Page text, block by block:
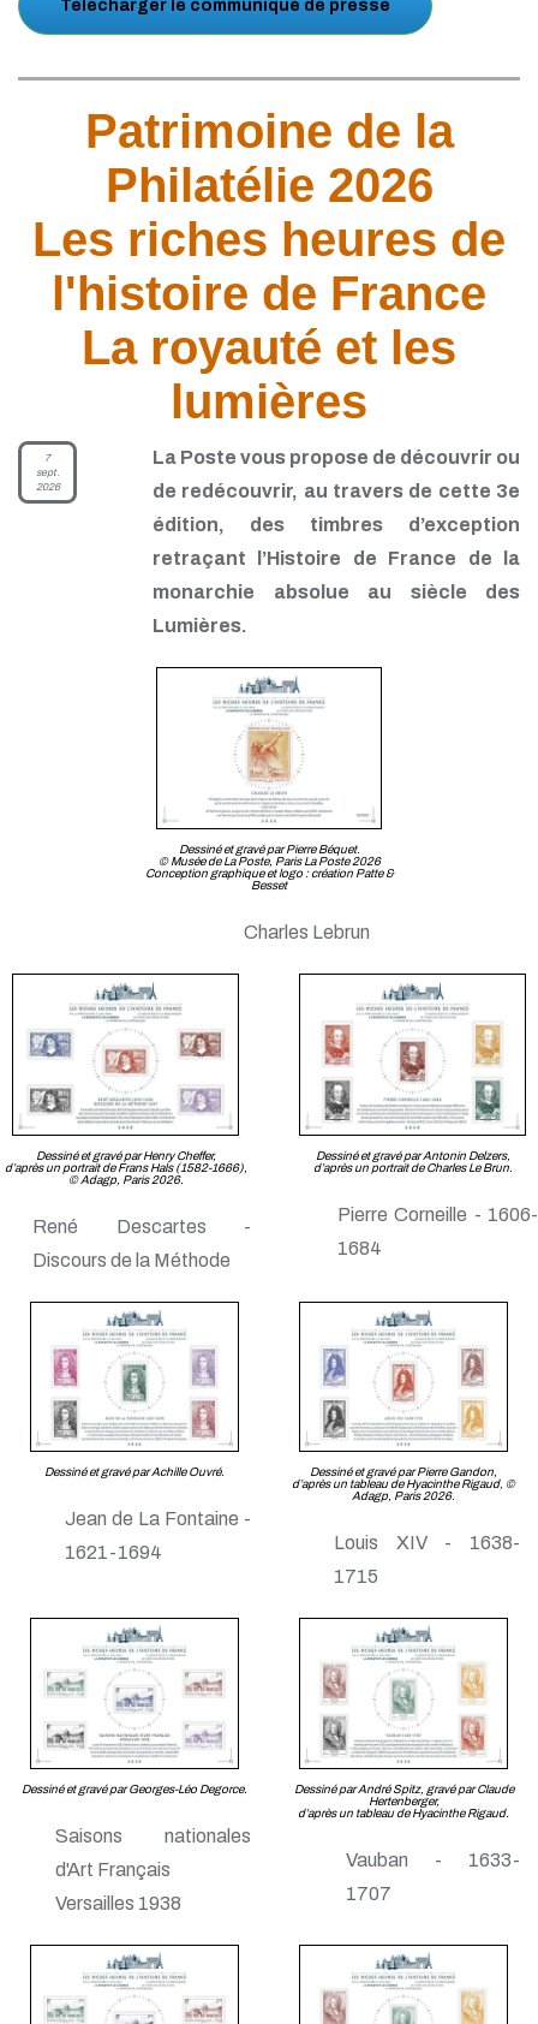
Télécharger le communiqué de presse
Patrimoine de la
Philatélie 2026
Les riches heures de
l'histoire de France
La royauté et les
lumières
7
sept.
2026
La Poste vous propose de découvrir ou
de redécouvrir, au travers de cette 3e
édition, des timbres d’exception
retraçant l’Histoire de France de la
monarchie absolue au siècle des
Lumières.
Dessiné et gravé par Pierre Béquet.
© Musée de La Poste, Paris La Poste 2026
Conception graphique et logo : création Patte &
Besset
Charles Lebrun
Dessiné et gravé par Henry Cheffer,
d’après un portrait de Frans Hals (1582-1666),
© Adagp, Paris 2026.
René Descartes -
Discours de la Méthode
Dessiné et gravé par Antonin Delzers,
d’après un portrait de Charles Le Brun.
Pierre Corneille - 1606-
1684
Dessiné et gravé par Achille Ouvré.
Jean de La Fontaine -
1621-1694
Dessiné et gravé par Pierre Gandon,
d’après un tableau de Hyacinthe Rigaud, ©
Adagp, Paris 2026.
Louis XIV - 1638-
1715
Dessiné et gravé par Georges-Léo Degorce.
Saisons nationales
d'Art Français
Versailles 1938
Dessiné par André Spitz, gravé par Claude
Hertenberger,
d’après un tableau de Hyacinthe Rigaud.
Vauban - 1633-
1707